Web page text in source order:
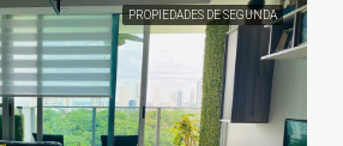
PROPIEDADES DE SEGUNDA